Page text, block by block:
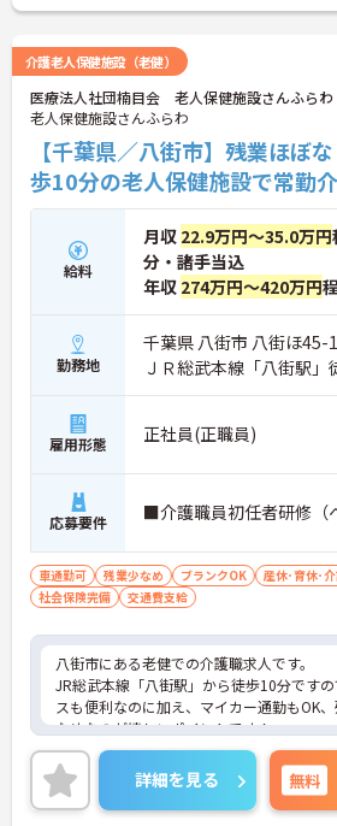
詳細をお話しいたしますのでお気軽にご相
介護老人保健施設（老健）
医療法人社団楠目会 老人保健施設さんふらわ
老人保健施設さんふらわ
【千葉県／八街市】残業ほぼ
歩10分の老人保健施設で常勤
給料
月収 22.9万円～35.0万円
分・諸手当込
年収 274万円～420万円
勤務地
千葉県 八街市 八街ほ45-1
ＪＲ総武本線「八街駅」
雇用形態 正社員(正職員)
応募要件 ■介護職員初任者研修（
車通勤可 残業少なめ ブランクOK 産休･育休･
社会保険完備
交通費支給
八街市にある老健での介護職求人です。
JR総武本線「八街駅」から徒歩10分です
スも便利なのに加え、マイカー通勤もOK
なめなのが嬉しいポイントです！
5階建ての建物で、地域のみなさまが利用
く、親しみやすい施設を目指しています。
ご興味のある方は担当アドバイザーまでお
せ下さい。
詳細を見る 無料